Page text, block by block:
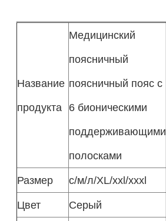
Название
продукта
Медицинский
поясничный
поясничный пояс с
6 бионическими
поддерживающими
полосками
Размер
с/м/л/XL/xxl/xxxl
Цвет
Серый